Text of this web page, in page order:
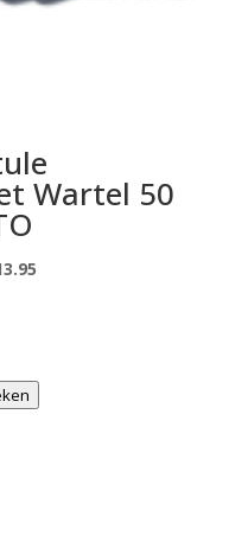
Wartel 50